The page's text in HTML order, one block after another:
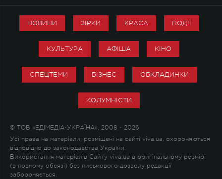
НОВИНИ ЗІРКИ КРАСА ПОДІЇ
КУЛЬТУРА АФІША КІНО
СПЕЦТЕМИ БІЗНЕС ОБКЛАДИНКИ
КОЛУМНІСТИ
© ТОВ «ЕДІМЕДІА-УКРАЇНА», 2008 - 2026
Усі права на матеріали, розміщені на сайті viva.ua, охороняються
відповідно до законодавства України.
Використання матеріалів Сайту viva.ua в оригінальному розмірі
(в повному обсязі) без письмового дозволу редакції
забороняється.